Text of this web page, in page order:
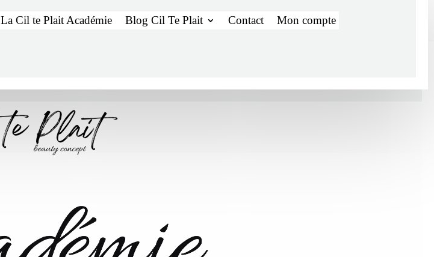
La Cil te Plait Académie Blog Cil Te Plait Contact Mon compte